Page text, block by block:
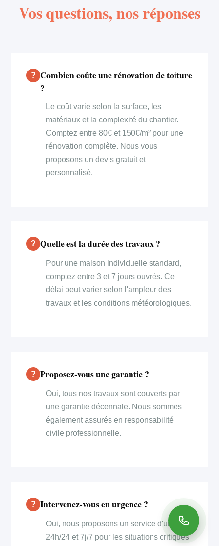
Vos questions, nos réponses
Combien coûte une rénovation de toiture
?
Le coût varie selon la surface, les
matériaux et la complexité du chantier.
Comptez entre 80€ et 150€/m² pour une
rénovation complète. Nous vous
proposons un devis gratuit et
personnalisé.
Quelle est la durée des travaux ?
Pour une maison individuelle standard,
comptez entre 3 et 7 jours ouvrés. Ce
délai peut varier selon l'ampleur des
travaux et les conditions météorologiques.
Proposez-vous une garantie ?
Oui, tous nos travaux sont couverts par
une garantie décennale. Nous sommes
également assurés en responsabilité
civile professionnelle.
Intervenez-vous en urgence ?
Oui, nous proposons un service d'urgence
24h/24 et 7j/7 pour les situations critiques